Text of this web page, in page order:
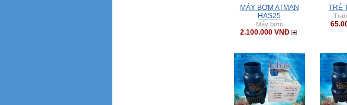
MÁY BƠM ATMAN
HAS25
Máy bơm
2.100.000 VNĐ
TRẺ